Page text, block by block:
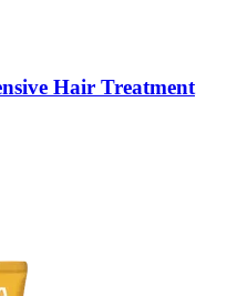
Hair Treatment